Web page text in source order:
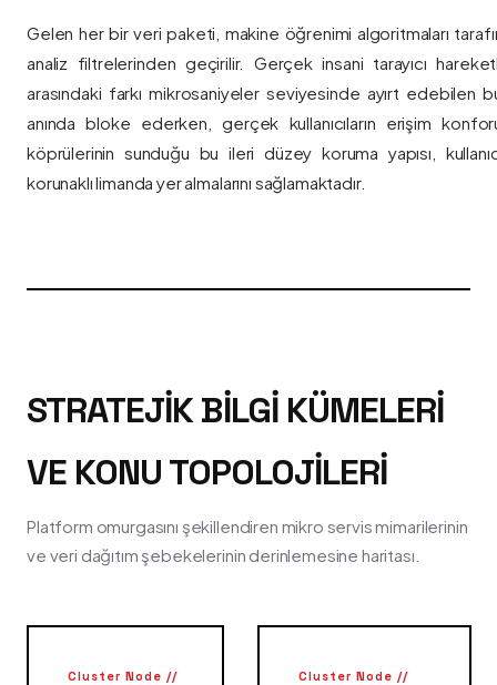
Gelen her bir veri paketi, makine öğrenimi algoritmaları
analiz filtrelerinden geçirilir. Gerçek insani tarayıcı
arasındaki farkı mikrosaniyeler seviyesinde ayırt edebilen
anında bloke ederken, gerçek kullanıcıların erişim
köprülerinin sunduğu bu ileri düzey koruma yapısı,
korunaklı limanda yer almalarını sağlamaktadır.
STRATEJIK BILGI KÜMELERI
VE KONU TOPOLOJILERI
Platform omurgasını şekillendiren mikro servis mimarilerinin
ve veri dağıtım şebekelerinin derinlemesine haritası.
Cluster Node //
Cluster Node //